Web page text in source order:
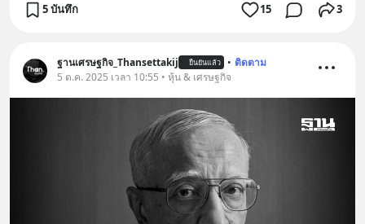
5 บันทึก 15 3
ฐานเศรษฐกิจ_Thansettakij ยืนยันแล้ว • ติดตาม
5 ต.ค. 2025 เวลา 10:55 • หุ้น & เศรษฐกิจ